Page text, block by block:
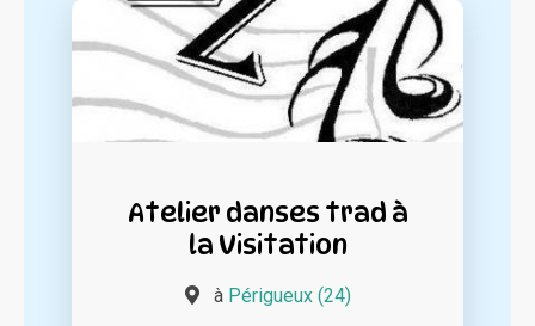
Atelier danses trad à
la Visitation
à Périgueux (24)